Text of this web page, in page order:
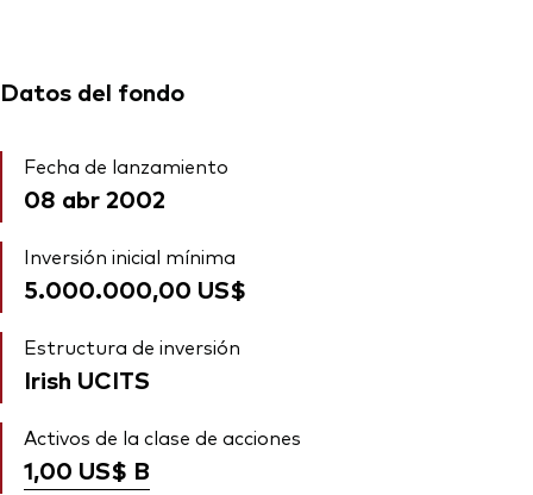
Datos del fondo
Fecha de lanzamiento
08 abr 2002
Inversión inicial mínima
5.000.000,00 US$
Estructura de inversión
Irish UCITS
Activos de la clase de acciones
1,00 US$ B